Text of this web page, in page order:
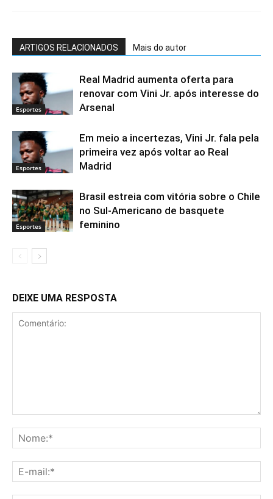
ARTIGOS RELACIONADOS Mais do autor
Esportes
Real Madrid aumenta oferta para
renovar com Vini Jr. após interesse do
Arsenal
Esportes
Em meio a incertezas, Vini Jr. fala pela
primeira vez após voltar ao Real
Madrid
Esportes
Brasil estreia com vitória sobre o Chile
no Sul-Americano de basquete
feminino
DEIXE UMA RESPOSTA